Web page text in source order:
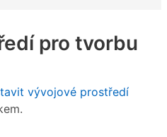
pro tvorbu
vývojové prostředí